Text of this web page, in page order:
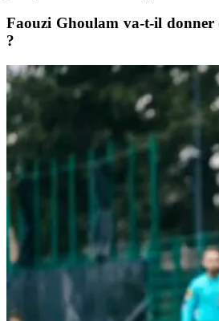
Faouzi Ghoulam va-t-il donner
?